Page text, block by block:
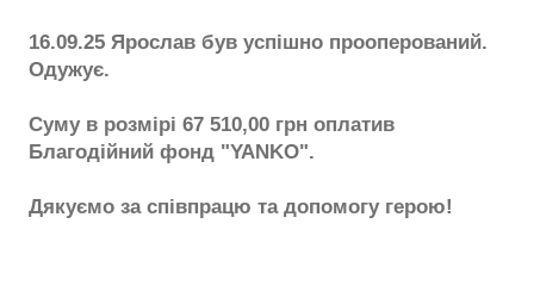
16.09.25 Ярослав був успішно прооперований.
Одужує.
Суму в розмірі 67 510,00 грн оплатив
Благодійний фонд "YANKO".
Дякуємо за співпрацю та допомогу герою!